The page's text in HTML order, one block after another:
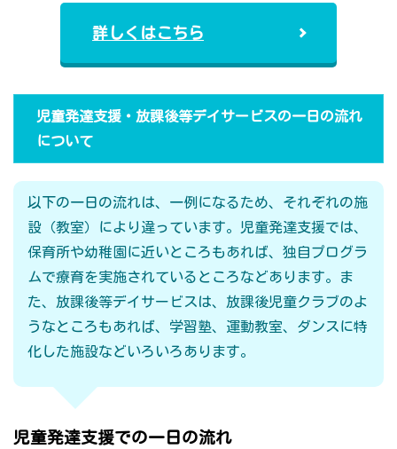
詳しくはこちら
児童発達支援・放課後等デイサービスの一日の流れ
について
以下の一日の流れは、一例になるため、それぞれの施
設（教室）により違っています。児童発達支援では、
保育所や幼稚園に近いところもあれば、独自プログラ
ムで療育を実施されているところなどあります。ま
た、放課後等デイサービスは、放課後児童クラブのよ
うなところもあれば、学習塾、運動教室、ダンスに特
化した施設などいろいろあります。
児童発達支援での一日の流れ